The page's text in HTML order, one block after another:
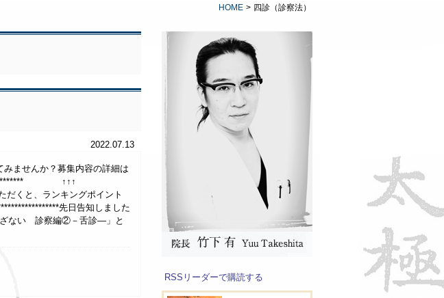
HOME > 四診（診察法）
2022.07.13
ませんか？募集内容の詳細は
↑↑↑
くと、ランキングポイント
先日告知しました
ざない 診察編②－舌診―」と
RSSリーダーで購読する